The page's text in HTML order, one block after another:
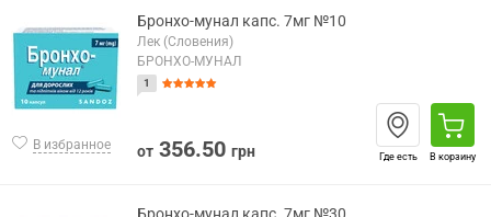
В избранное
Бронхо-мунал капс. 7мг №10
Лек (Словения)
БРОНХО-МУНАЛ
1
от 356.50 грн Где есть В корзину